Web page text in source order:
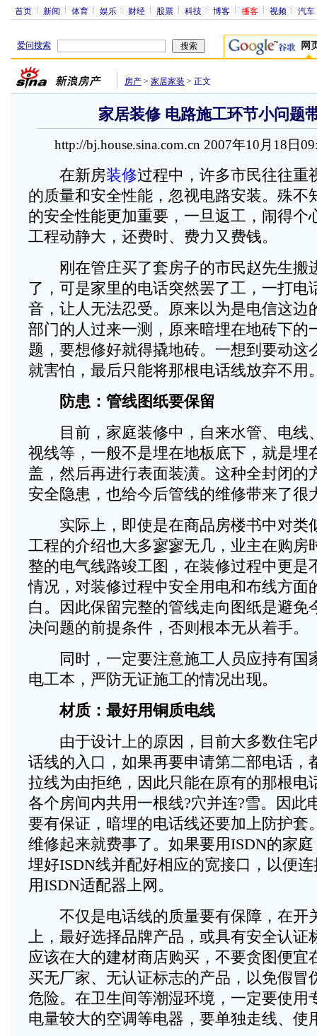
首页 新闻 体育 娱乐 财经 股票 科技 博客 播客 视频 汽车
爱问搜索 网
房产 > 家居家装 > 正文
家居装修 电路施工环节小问题
http://bj.house.sina.com.cn 2007年10月18日
在新房装修过程中，许多市民往往重
的质量和安全性能，忽视电路安装。殊不
的安全性能更加重要，一旦返工，闹得个
工程动静大，还费时、费力又费钱。
刚在管庄买了套房子的市民赵先生搬
了，可是家里的电话突然罢了工，一打电
音，让人无法忍受。原来以为是电信这边
部门的人过来一测，原来暗埋在地砖下的
题，要想修好就得撬地砖。一想到要动这
就害怕，最后只能将那根电话线放弃不用
防患：管线图纸要保留
目前，家庭装修中，自来水管、电线
视线等，一般不是埋在地板底下，就是埋
盖，然后再进行表面装潢。这种全封闭的
安全隐患，也给今后管线的维修带来了很
实际上，即使是在商品房楼书中对类
工程的介绍也大多寥寥无几，业主在购房
整的电气线路竣工图，在装修过程中更是
情况，对装修过程中安全用电和布线方面
白。因此保留完整的管线走向图纸是避免
决问题的前提条件，否则根本无从着手。
同时，一定要注意施工人员应持有国
电工本，严防无证施工的情况出现。
材质：最好用铜质电线
由于设计上的原因，目前大多数住宅
话线的入口，如果再要申请第二部电话，
拉线为由拒绝，因此只能在原有的那根电
各个房间内共用一根线?穴并连?雪。因此
要有保证，暗埋的电话线还要加上防护套
维修起来就费事了。如果要用ISDN的家
埋好ISDN线并配好相应的宽接口，以便
用ISDN适配器上网。
不仅是电话线的质量要有保障，在开
上，最好选择品牌产品，或具有安全认证
应该在大的建材商店购买，不要贪图便宜
买无厂家、无认证标志的产品，以免假冒
危险。在卫生间等潮湿环境，一定要使用
电量较大的空调等电器，要单独走线、使